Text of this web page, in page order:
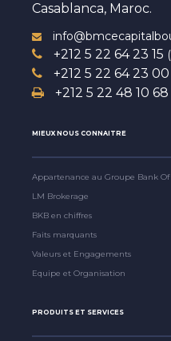
Casablanca, Maroc.
+212 5 22 64 23 15
+212 5 22 64 23 00
+212 5 22 48 10 68
MIEUX NOUS CONNAITRE
Appartenance au Groupe Bank Of
LM Brokerage
BKB en chiffres
Faits marquants
Valeurs et Engagements
Equipe et Organisation
PRODUITS ET SERVICES